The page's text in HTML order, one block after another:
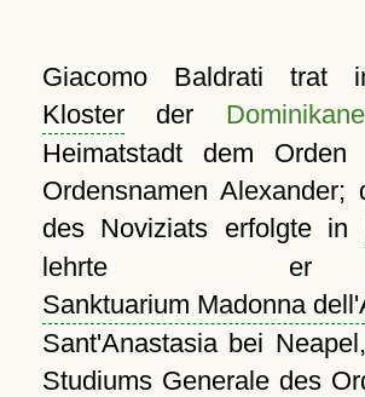
Giacomo Baldrati trat
Klosterder
Heimatstadt dem
Ordensnamen Alexander;
des Noviziats erfolgte in
lehrte
Sanktuarium Madonna
Sant'Anastasia bei
Studiums Generale des